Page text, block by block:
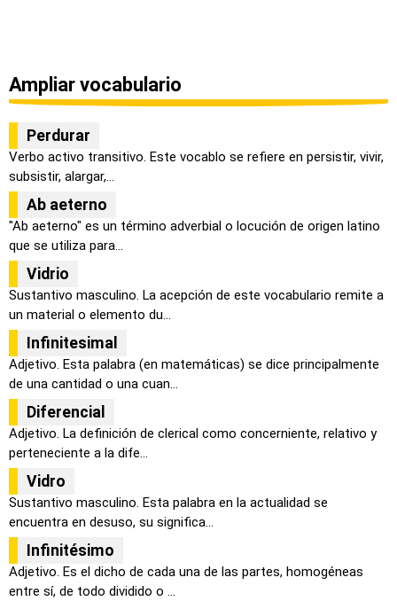
Ampliar vocabulario
Perdurar
Verbo activo transitivo. Este vocablo se refiere en persistir, vivir,
subsistir, alargar,...
Ab aeterno
"Ab aeterno" es un término adverbial o locución de origen latino
que se utiliza para...
Vidrio
Sustantivo masculino. La acepción de este vocabulario remite a
un material o elemento du...
Infinitesimal
Adjetivo. Esta palabra (en matemáticas) se dice principalmente
de una cantidad o una cuan...
Diferencial
Adjetivo. La definición de clerical como concerniente, relativo y
perteneciente a la dife...
Vidro
Sustantivo masculino. Esta palabra en la actualidad se
encuentra en desuso, su significa...
Infinitésimo
Adjetivo. Es el dicho de cada una de las partes, homogéneas
entre sí, de todo dividido o ...